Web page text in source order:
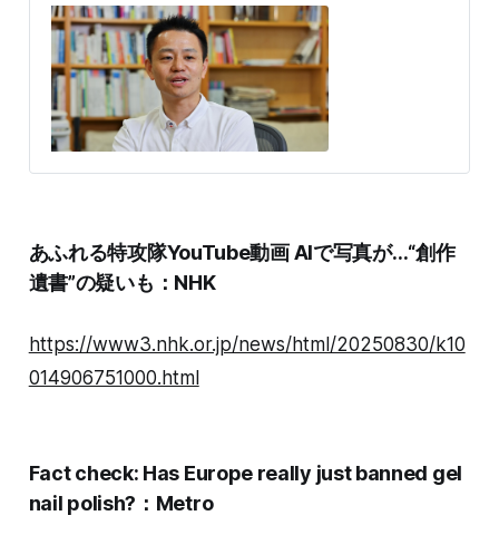
ィープフェイクの衝撃」など。フェイクニュースの勢い
が止まらない。人工知能（AI）技術の高度化でニセ情報
や極端な意見がかつてない規模で拡散し、個人で対応で
きるレベルを超え始めている。日々の暮らしや民
あふれる特攻隊YouTube動画 AIで写真が…“創作
遺書”の疑いも：NHK
https://www3.nhk.or.jp/news/html/20250830/k10
014906751000.html
Fact check: Has Europe really just banned gel
nail polish?：Metro